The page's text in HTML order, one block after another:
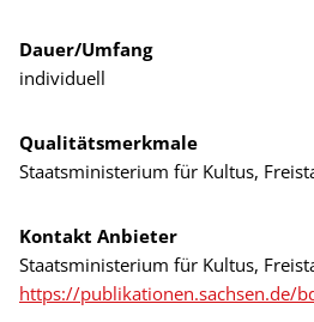
Dauer/Umfang
individuell
Qualitätsmerkmale
Staatsministerium für Kultus,
Kontakt Anbieter
Staatsministerium für Kultus,
https://publikationen.sachsen.de/